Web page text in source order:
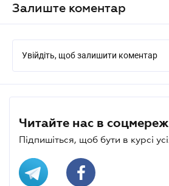
Залиште коментар
Увійдіть, щоб залишити коментар
Читайте нас в
Підпишіться, щоб бути в курсі